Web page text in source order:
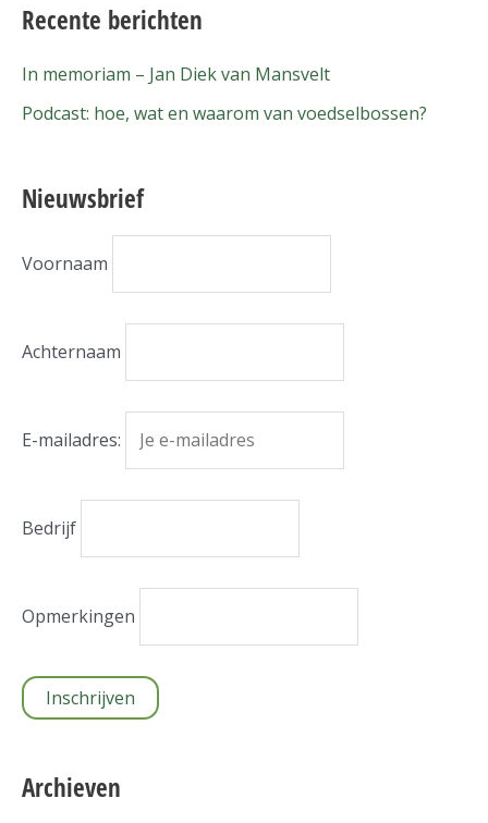
Recente berichten
In memoriam – Jan Diek van Mansvelt
Podcast: hoe, wat en waarom van voedselbossen?
Nieuwsbrief
Voornaam
Achternaam
E-mailadres:
Bedrijf
Opmerkingen
Archieven